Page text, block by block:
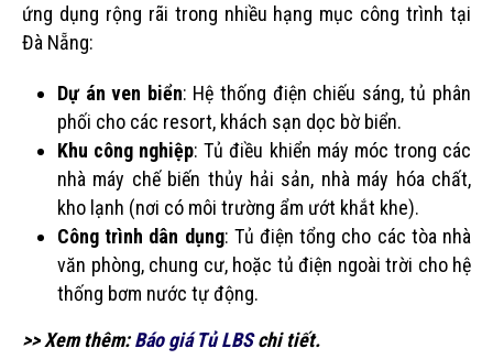
ứng dụng rộng rãi trong nhiều hạng mục công trình tại
Đà Nẵng:
Dự án ven biển: Hệ thống điện chiếu sáng, tủ phân
phối cho các resort, khách sạn dọc bờ biển.
Khu công nghiệp: Tủ điều khiển máy móc trong các
nhà máy chế biến thủy hải sản, nhà máy hóa chất,
kho lạnh (nơi có môi trường ẩm ướt khắt khe).
Công trình dân dụng: Tủ điện tổng cho các tòa nhà
văn phòng, chung cư, hoặc tủ điện ngoài trời cho hệ
thống bơm nước tự động.
>> Xem thêm:Báo giá Tủ LBSchi tiết.